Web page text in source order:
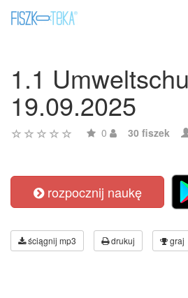
1.1
19.09.2025
0 30 fiszek
rozpocznij naukę
ściągnij mp3 drukuj graj